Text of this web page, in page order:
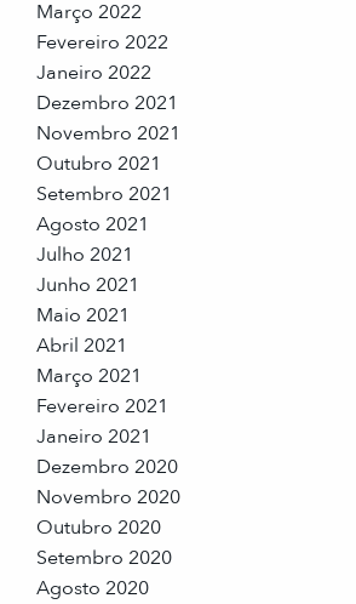
Março 2022
Fevereiro 2022
Janeiro 2022
Dezembro 2021
Novembro 2021
Outubro 2021
Setembro 2021
Agosto 2021
Julho 2021
Junho 2021
Maio 2021
Abril 2021
Março 2021
Fevereiro 2021
Janeiro 2021
Dezembro 2020
Novembro 2020
Outubro 2020
Setembro 2020
Agosto 2020